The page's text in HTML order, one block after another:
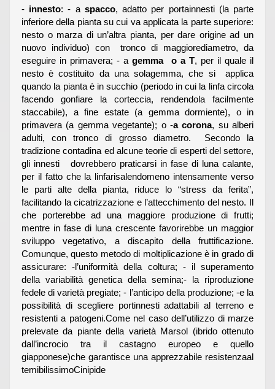
- innesto: - a spacco, adatto per portainnesti (la parte
inferiore della pianta su cui va applicata la parte superiore:
nesto o marza di un’altra pianta, per dare origine ad un
nuovo individuo) con tronco di maggiorediametro, da
eseguire in primavera; - agemma o a T, per il quale il
nesto è costituito da una solagemma, che si applica
quando la pianta è in succhio (periodo in cui la linfa circola
facendo gonfiare la corteccia, rendendola facilmente
staccabile), a fine estate (a gemma dormiente), o in
primavera (a gemma vegetante); o -a corona, su alberi
adulti, con tronco di grosso diametro. Secondo la
tradizione contadina ed alcune teorie di esperti del settore,
gli innesti dovrebbero praticarsi in fase di luna calante,
per il fatto che la linfarisalendomeno intensamente verso
le parti alte della pianta, riduce lo “stress da ferita”,
facilitando la cicatrizzazione e l’attecchimento del nesto. Il
che porterebbe ad una maggiore produzione di frutti;
mentre in fase di luna crescente favorirebbe un maggior
sviluppo vegetativo, a discapito della fruttificazione.
Comunque, questo metodo di moltiplicazione è in grado di
assicurare: -l’uniformità della coltura; - il superamento
della variabilità genetica della semina;- la riproduzione
fedele di varietà pregiate; - l’anticipo della produzione; -e la
possibilità di scegliere portinnesti adattabili al terreno e
resistenti a patogeni.Come nel caso dell’utilizzo di marze
prelevate da piante della varietà Marsol (ibrido ottenuto
dall’incrocio tra il castagno europeo e quello
giapponese)che garantisce una apprezzabile resistenzaal
temibilissimoCinipide